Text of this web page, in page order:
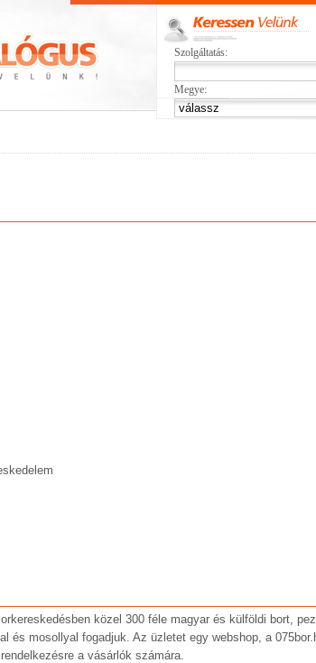
Szolgáltatás:
Megye:
közel 300 féle magyar és külföldi bort,
és mosollyal fogadjuk. Az üzletet egy webshop, a
a vásárlók számára.